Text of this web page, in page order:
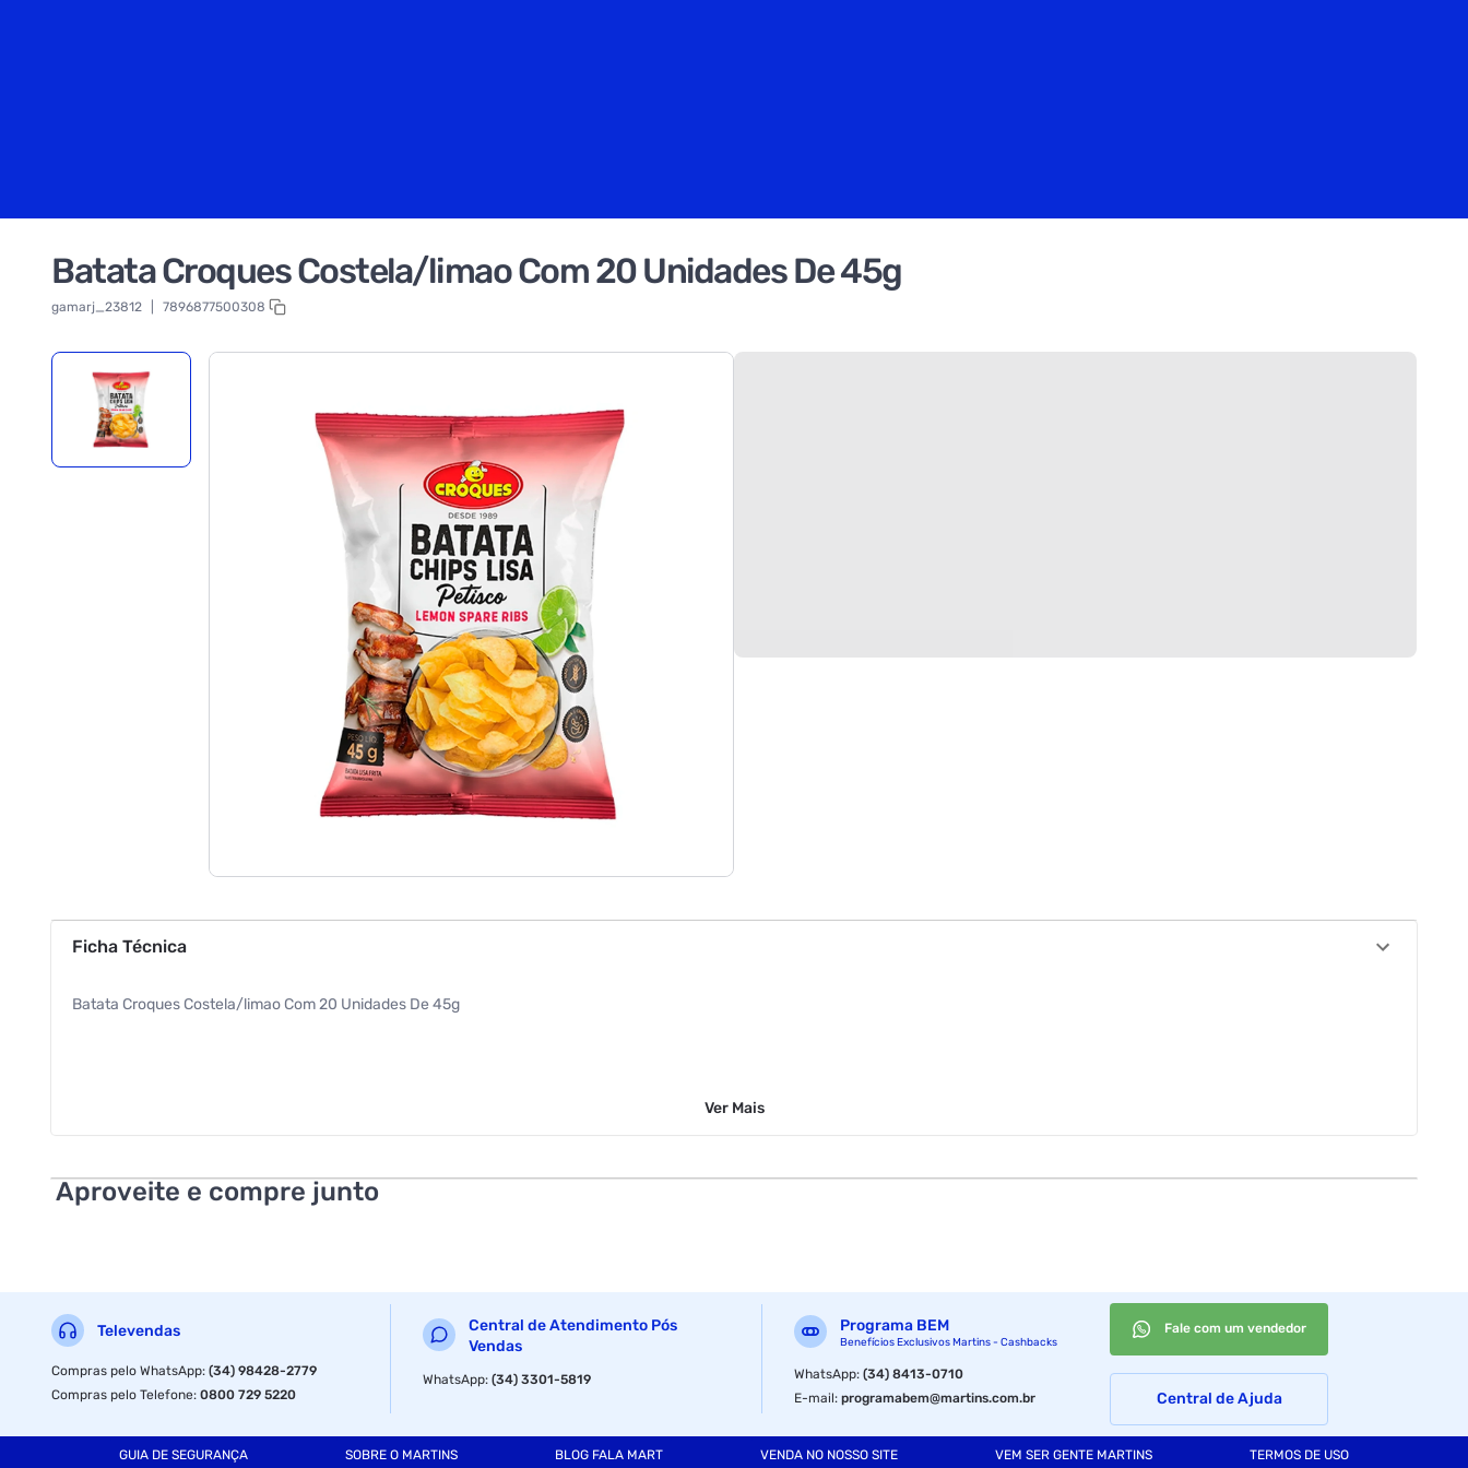
Batata Croques Costela/limao Com 20 Unidades De 45g
gamarj_23812 7896877500308
Ficha Técnica
Batata Croques Costela/limao Com 20 Unidades De 45g
Ver Mais
Aproveite e compre junto
Televendas
Compras pelo WhatsApp:(34) 98428-2779
Compras pelo Telefone:0800 729 5220
Central de Atendimento Pós
Vendas
WhatsApp:(34) 3301-5819
Programa BEM
Benefícios Exclusivos Martins - Cashbacks
WhatsApp:(34) 8413-0710
E-mail:programabem@martins.com.br
Fale com um vendedor
Central de Ajuda
GUIA DE SEGURANÇA SOBRE O MARTINS BLOG FALA MART VENDA NO NOSSO SITE VEM SER GENTE MARTINS TERMOS DE USO